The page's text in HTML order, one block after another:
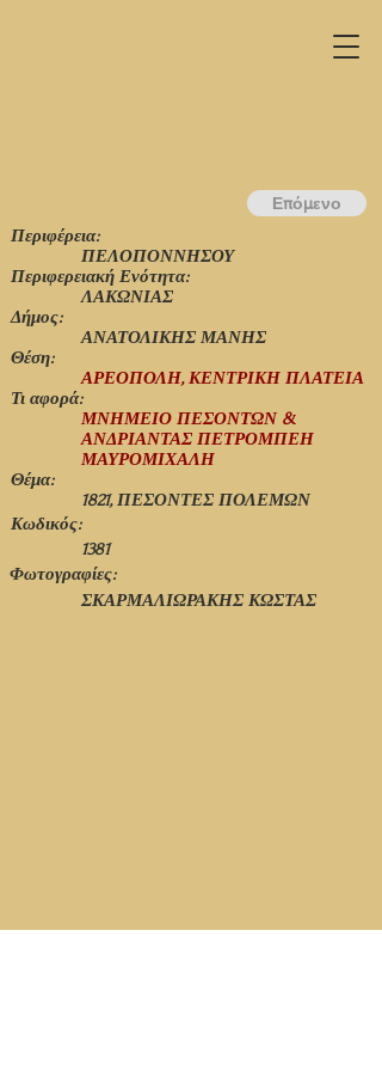
Περιφέρεια:
ΛΑΚΩΝΙΑΣ
ΠΕΛΟΠΟΝΝΗΣΟΥ
Περιφερειακή Ενότητα:
ΑΝΑΤΟΛΙΚΗΣ ΜΑΝΗΣ
Δήμος:
Θέση:
ΑΡΕΟΠΟΛΗ, ΚΕΝΤΡΙΚΗ ΠΛΑΤΕΙΑ
Τι αφορά:
ΜΝΗΜΕΙΟ ΠΕΣΟΝΤΩΝ &
ΑΝΔΡΙΑΝΤΑΣ ΠΕΤΡΟΜΠΕΗ
ΜΑΥΡΟΜΙΧΑΛΗ
Θέμα:
1821, ΠΕΣΟΝΤΕΣ ΠΟΛΕΜΩΝ
Φωτογραφίες:
ΣΚΑΡΜΑΛΙΩΡΑΚΗΣ ΚΩΣΤΑΣ
Κωδικός:
1381
Επόμενο